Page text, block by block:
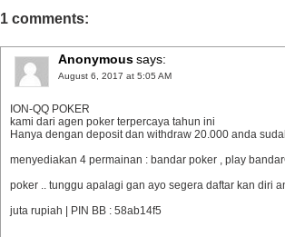
1 comments:
Anonymoussays:
August 6, 2017 at 5:05 AM
ION-QQ POKER
kami dari agen poker terpercaya tahun ini
Hanya dengan deposit dan withdraw 20.000 anda
menyediakan 4 permainan : bandar poker , play
poker .. tunggu apalagi gan ayo segera daftar kan diri
juta rupiah | PIN BB : 58ab14f5